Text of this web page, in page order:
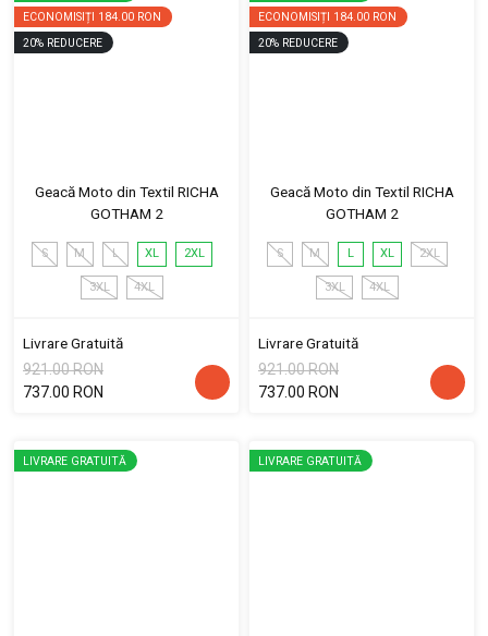
ECONOMISIȚI 184.00 RON
20% REDUCERE
Geacă Moto din Textil RICHA
GOTHAM 2
S M L XL 2XL
3XL 4XL
Livrare Gratuită
921.00 RON
737.00 RON
ECONOMISIȚI 184.00 RON
20% REDUCERE
Geacă Moto din Textil RICHA
GOTHAM 2
S M L XL 2XL
3XL 4XL
Livrare Gratuită
921.00 RON
737.00 RON
LIVRARE GRATUITĂ LIVRARE GRATUITĂ